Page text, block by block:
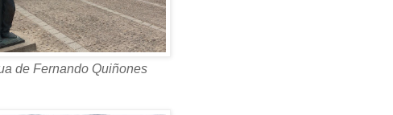
de Fernando Quiñones